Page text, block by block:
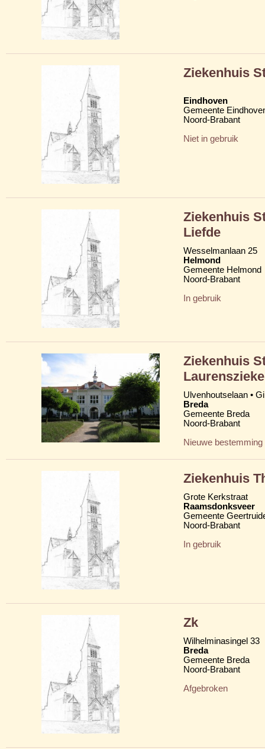
Ziekenhuis
Eindhoven
Gemeente
Noord-Brabant
Niet in gebruik
Ziekenhuis
Liefde
Wesselmanlaan 25
Helmond
Gemeente Helmond
Noord-Brabant
In gebruik
Ziekenhuis
Ulvenhoutselaan •
Breda
Gemeente Breda
Noord-Brabant
Nieuwe bestemming
Ziekenhuis
Grote Kerkstraat
Raamsdonksveer
Gemeente
Noord-Brabant
In gebruik
Zk
Wilhelminasingel 33
Breda
Gemeente Breda
Noord-Brabant
Afgebroken